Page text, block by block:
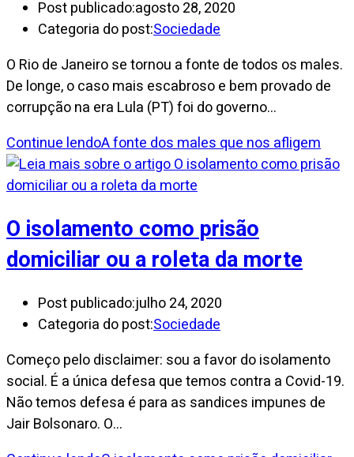
Post publicado:agosto 28, 2020
Categoria do post:Sociedade
O Rio de Janeiro se tornou a fonte de todos os males.
De longe, o caso mais escabroso e bem provado de
corrupção na era Lula (PT) foi do governo…
Continue lendoA fonte dos males que nos afligem
O isolamento como prisão
domiciliar ou a roleta da morte
Post publicado:julho 24, 2020
Categoria do post:Sociedade
Começo pelo disclaimer: sou a favor do isolamento
social. É a única defesa que temos contra a Covid-19.
Não temos defesa é para as sandices impunes de
Jair Bolsonaro. O…